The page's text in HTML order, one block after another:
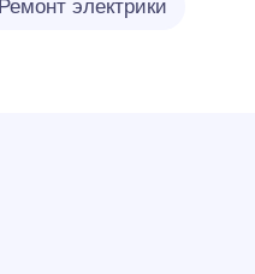
Ремонт электрики